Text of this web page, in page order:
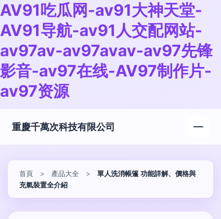
AV91吃瓜网-av91大神天堂-
AV91导航-av91人交配网站-
av97av-av97avav-av97先锋
影音-av97在线-AV97制作片-
av97资源
重慶千萬次科技有限公司
首頁 > 產品大全 >
單人洗消帳篷 功能詳解、價格與
充氣裝置全介紹